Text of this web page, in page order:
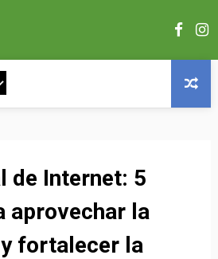
de Internet: 5
aprovechar la
fortalecer la